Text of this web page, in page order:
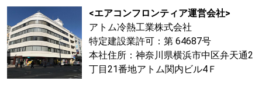
<エアコンフロンティア運営会社>
アトム冷熱工業株式会社
特定建設業許可：第 64687号
本社住所：神奈川県横浜市中区弁天通2
丁目21番地アトム関内ビル4Ｆ